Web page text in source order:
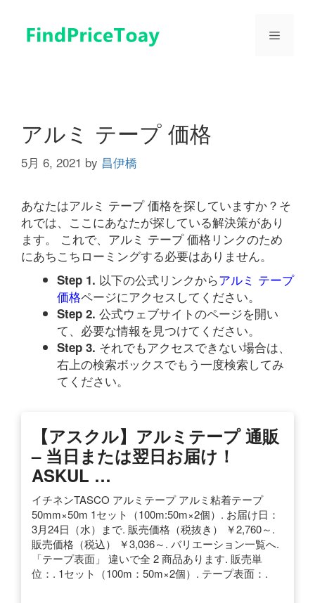
メ
アルミ テープ 価格
5月 6, 2021 by 昌伊橋
あなたはアルミ テープ 価格を探していますか？そ
れでは、ここにあなたが探している解決策があり
ます。 これで、アルミ テープ 価格リンクのため
にあちこちローミングする必要はありません。
Step 1. 以下の公式リンクからアルミ テープ
価格ページにアクセスしてください。
Step 2. 公式ウェブサイトのページを開い
て、必要な情報を見つけてください。
Step 3. それでもアクセスできない場合は、
右上の検索ボックスでもう一度検索してみ
てください。
【アスクル】アルミテープ 通販
– 当日または翌日お届け！
ASKUL …
イチネンTASCO アルミテープ アルミ粘着テープ
50mm×50m 1セット（100m:50m×2個）. お届け日：
3月24日（水）まで. 販売価格（税抜き） ￥2,760～.
販売価格（税込） ￥3,036～. バリエーション一覧へ.
「テープ表面」 違いで全 2 商品あります. 販売単
位：. 1セット（100m：50m×2個）. テープ表面：.